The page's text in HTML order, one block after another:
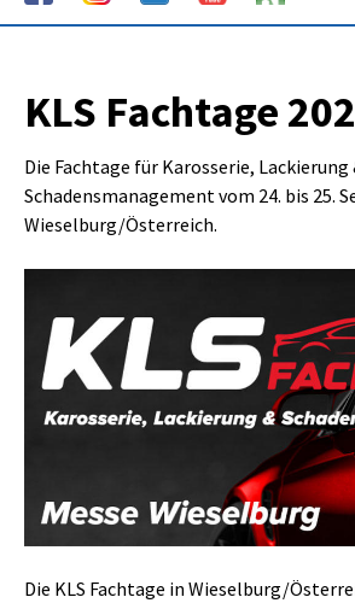
KLS Fachtage
Die Fachtage für Karosserie, Lackierung
Schadensmanagement vom 24. bis 25.
Wieselburg/Österreich.
Die KLS Fachtage in Wieselburg/